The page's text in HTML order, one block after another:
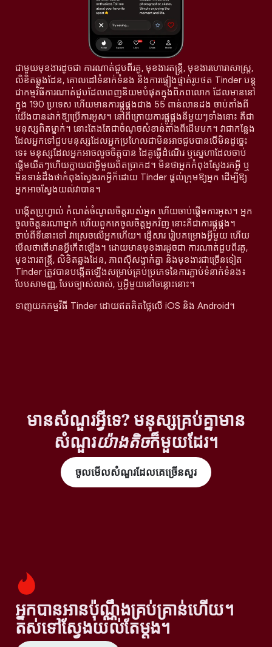
ជាមួយមុខងារដូចជា ការណាត់ជួបពីរគូ, មុខងារតន្រ្តី, មុខងារហោរាសាស្ត្រ,
លិខិតឆ្លងដែន, គោលដៅទំនាក់ទំនង និងការផ្ទៀងផ្ទាត់រូបថត Tinder បន្ត
ជាកម្មវិធីការណាត់ជួបដែលពេញនិយមបំផុតក្នុងពិភពលោក ដែលមាននៅ
ក្នុង 190 ប្រទេស ហើយមានការផ្គូផ្គងជាង 55 ពាន់លានដង ចាប់តាំងពី
យើងបានដាក់ឱ្យប្រើការអូស។ នៅពីក្រោយការផ្គូផ្គងនីមួយៗទាំងនោះ គឺជា
មនុស្សពិតម្នាក់។ នោះតែងតែជាចំណុចសំខាន់តាំងពីដើមមក។ វាជាកន្លែង
ដែលអ្នកទៅជួបមនុស្សដែលអ្នកប្រហែលជាមិនអាចជួបបានបើមិនដូច្នេះ
ទេ៖ មនុស្សដែលអ្នកអាចលួចចិត្តបាន ដៃគូធ្វើដំណើរ ឬស្នេហាដែលចាប់
ផ្តើមយឺតៗហើយក្លាយជាអ្វីមួយពិតប្រាកដ។ មិនថាអ្នកកំពុងស្វែងរកអ្វី ឬ
មិនទាន់ដឹងថាកំពុងស្វែងរកអ្វីក៏ដោយ Tinder ផ្តល់ក្រុមឱ្យអ្នក ដើម្បីឱ្យ
អ្នកអាចស្វែងយល់វាបាន។
បង្កើតប្រូហ្វាល់ កំណត់ចំណូលចិត្តរបស់អ្នក ហើយចាប់ផ្តើមការអូស។ អ្នក
ចូលចិត្តនរណាម្នាក់ ហើយពួកគេចូលចិត្តអ្នកវិញ នោះគឺជាការផ្គូផ្គង។
ចាប់ពីទីនោះទៅ វាស្រេចលើអ្នកហើយ។ ផ្ញើសារ រៀបគម្រោងអ្វីមួយ ហើយ
មើលថាតើមានអ្វីកើតឡើង។ ដោយមានមុខងារដូចជា ការណាត់ជួបពីរគូ,
មុខងារតន្រ្តី, លិខិតឆ្លងដែន, ភាពស៊ីសង្វាក់គ្នា និងមុខងារជាច្រើនទៀត
Tinder ត្រូវបានបង្កើតឡើងសម្រាប់គ្រប់ប្រភេទនៃការភ្ជាប់ទំនាក់ទំនង៖
បែបសាមញ្ញ, បែបច្បាស់លាស់, ឬអ្វីមួយនៅចន្លោះនោះ។
ទាញយកកម្មវិធី Tinder ដោយឥតគិតថ្លៃលើ iOS និង Android។
មានសំណួរអ្វីទេ? មនុស្សគ្រប់គ្នាមាន
សំណួរយ៉ាងតិចក៏មួយដែរ។
ចូលមើលសំណួរដែលគេច្រើនសួរ
អ្នកបានអានប៉ុណ្ណឹងគ្រប់គ្រាន់ហើយ។
តស់ទៅស្វែងយល់តែម្តង។